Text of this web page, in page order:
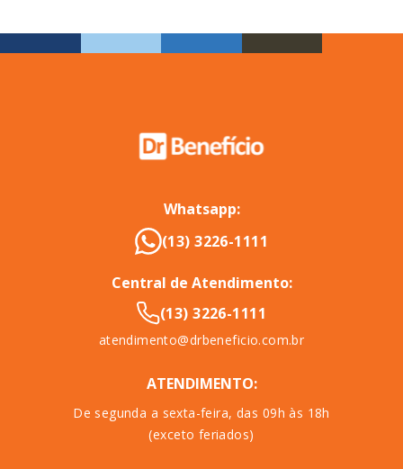
Whatsapp:
(13) 3226-1111
Central de Atendimento:
(13) 3226-1111
atendimento@drbeneficio.com.br
ATENDIMENTO:
De segunda a sexta-feira, das 09h às 18h
(exceto feriados)